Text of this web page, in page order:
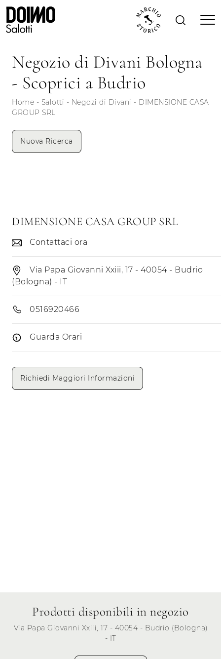
Negozio di Divani Bologna
- Scoprici a Budrio
Home - Salotti - Negozi di Divani - DIMENSIONE CASA
GROUP SRL
Nuova Ricerca
DIMENSIONE CASA GROUP SRL
Contattaci ora
Via Papa Giovanni Xxiii, 17 - 40054 - Budrio
(Bologna) - IT
0516920466
Guarda Orari
Lunedì
Richiedi Maggiori Informazioni
Prodotti disponibili in negozio
Via Papa Giovanni Xxiii, 17 - 40054 - Budrio (Bologna)
- IT